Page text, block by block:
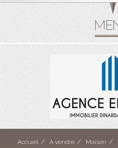
Accueil A vendre Maison